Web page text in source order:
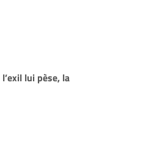
l’exil lui pèse, la